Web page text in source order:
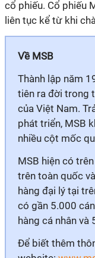
cổ phiếu. Cổ phiếu
liên tục kể từ khi
Về MSB
Thành lập năm
tiên ra đời trong
của Việt Nam.
phát triển, MSB
nhiều cột mốc
MSB hiện có
trên toàn quốc
hàng đại lý tại
có gần 5.000
hàng cá nhân và
Để biết thêm